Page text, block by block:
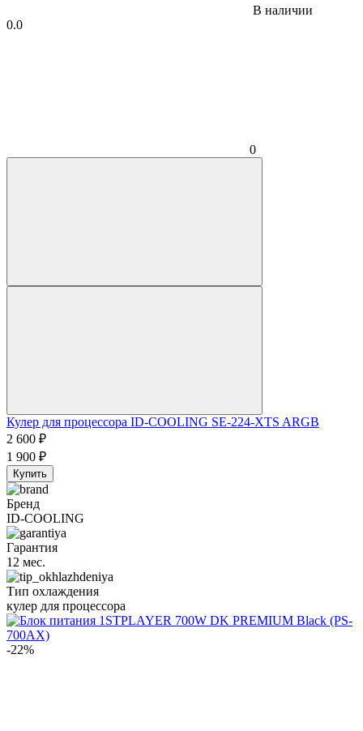
В наличии
0.0
0
Кулер для процессора ID-COOLING SE-224-XTS ARGB
2 600 ₽
1 900 ₽
Купить
Бренд
ID-COOLING
Гарантия
12 мес.
Тип охлаждения
кулер для процессора
-22%